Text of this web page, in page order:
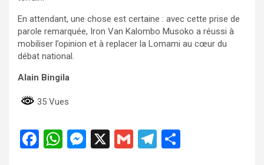
En attendant, une chose est certaine : avec cette prise de
parole remarquée, Iron Van Kalombo Musoko a réussi à
mobiliser l’opinion et à replacer la Lomami au cœur du
débat national.
Alain Bingila
35 Vues
F
W M X
G
T